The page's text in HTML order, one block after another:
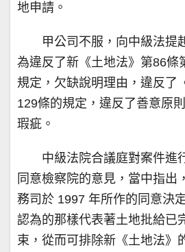
地申請。
甲公司不服，向中級法提
為違反了新《土地法》第86條
規定，欠缺說明理由，違反了
129條的規定，違反了善意原
瑕疵。
中級法院合議庭對案件進
同意檢察院的意見，當中指出
務司於 1997 年所作的同意決
認為的那樣代表著土地批給已
束，從而可排除新《土地法》